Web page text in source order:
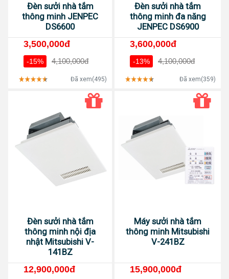
Đèn sưởi nhà tắm
thông minh JENPEC
DS6600
3,500,000đ
-15% 4,100,000đ
Đã xem(495)
Đèn sưởi nhà tắm
thông minh đa năng
JENPEC DS6900
3,600,000đ
-13% 4,100,000đ
Đã xem(359)
Đèn sưởi nhà tắm
thông minh nội địa
nhật Mitsubishi V-
141BZ
12,900,000đ
Máy sưởi nhà tắm
thông minh Mitsubishi
V-241BZ
15,900,000đ